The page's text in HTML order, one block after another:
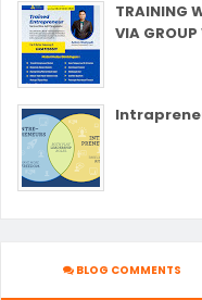
TRAINING
VIA
BLOG COMMENTS